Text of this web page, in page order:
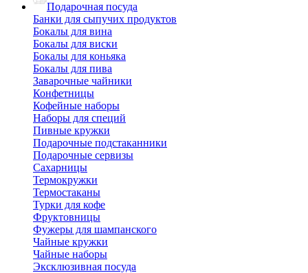
Подарочная посуда
Банки для сыпучих продуктов
Бокалы для вина
Бокалы для виски
Бокалы для коньяка
Бокалы для пива
Заварочные чайники
Конфетницы
Кофейные наборы
Наборы для специй
Пивные кружки
Подарочные подстаканники
Подарочные сервизы
Сахарницы
Термокружки
Термостаканы
Турки для кофе
Фруктовницы
Фужеры для шампанского
Чайные кружки
Чайные наборы
Эксклюзивная посуда